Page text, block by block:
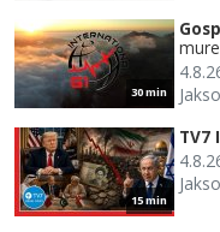
30 min
15 min
TV7